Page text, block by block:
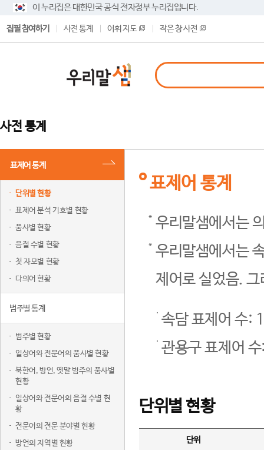
이 누리집은 대한민국 공식 전자정부 누리집입니다.
집필 참여하기 사전 통계 어휘 지도 작은 창 사전
사전 통계
표제어 통계
단위별 현황
표제어 분석 기호별 현황
품사별 현황
음절 수별 현황
첫 자모별 현황
다의어 현황
범주별 통계
범주별 현황
일상어와 전문어의 품사별 현황
북한어, 방언, 옛말 범주의 품사별
현황
일상어와 전문어의 음절 수별 현
황
전문어의 전문 분야별 현황
방언의 지역별 현황
표제어 통계
우리말샘에서는
우리말샘에서는
제어로 실었음.
속담 표제어 수:
관용구 표제어
단위별 현황
단위